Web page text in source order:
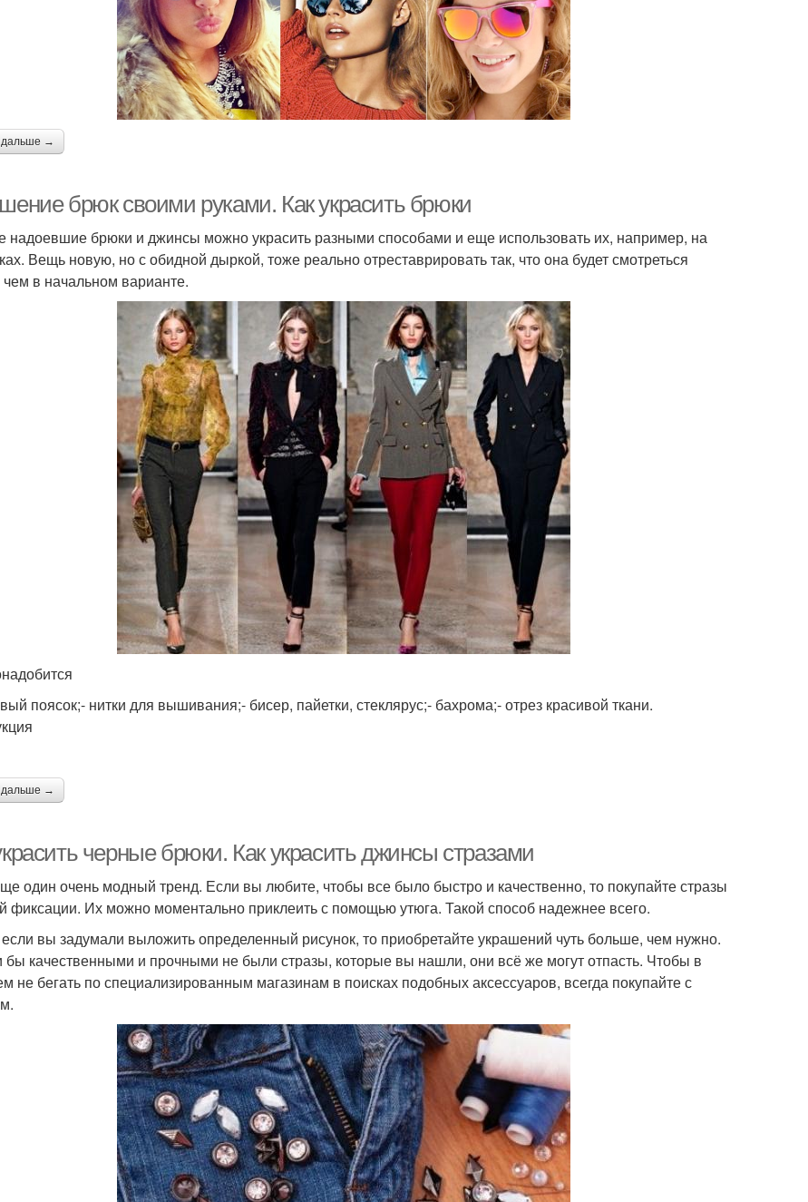
дальше →
брюк своими руками. Как украсить брюки
надоевшие брюки и джинсы можно украсить разными способами и еще использовать их, например, на
Вещь новую, но с обидной дыркой, тоже реально отреставрировать так, что она будет смотреться
в начальном варианте.
поясок;- нитки для вышивания;- бисер, пайетки, стеклярус;- бахрома;- отрез красивой ткани.
дальше →
черные брюки. Как украсить джинсы стразами
один очень модный тренд. Если вы любите, чтобы все было быстро и качественно, то покупайте стразы
фиксации. Их можно моментально приклеить с помощью утюга. Такой способ надежнее всего.
вы задумали выложить определенный рисунок, то приобретайте украшений чуть больше, чем нужно.
бы качественными и прочными не были стразы, которые вы нашли, они всё же могут отпасть. Чтобы в
не бегать по специализированным магазинам в поисках подобных аксессуаров, всегда покупайте с